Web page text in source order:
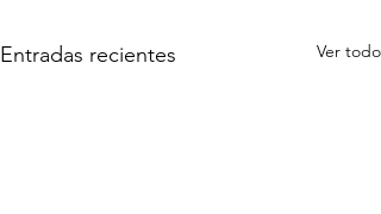
Entradas recientes Ver todo